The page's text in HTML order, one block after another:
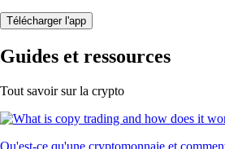
Télécharger l'app
Guides et ressources
Tout savoir sur la crypto
Qu'est-ce qu'une cryptomonnaie et